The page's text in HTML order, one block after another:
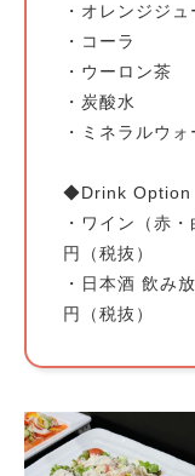
・オレンジジュ
・コーラ
・ウーロン茶
・炭酸水
・ミネラルウォ
◆Drink Option
・ワイン（赤
円（税抜）
・日本酒
円（税抜）